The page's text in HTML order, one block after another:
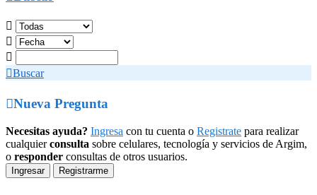



Buscar
Nueva Pregunta
Necesitas ayuda? Ingresa con tu cuenta o Registrate para realizar
cualquierconsulta sobre celulares, tecnología y servicios de Argim,
o responder consultas de otros usuarios.
Ingresar Registrarme